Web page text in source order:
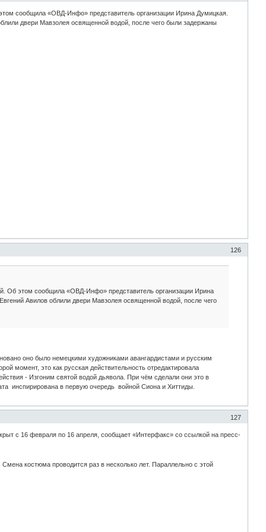
сообщила «ОВД-Инфо» представитель организации Ирина Думицкая.
двери Мавзолея освященной водой, после чего были задержаны
126
Об этом сообщила «ОВД-Инфо» представитель организации Ирина
Авилов облили двери Мавзолея освященной водой, после чего
оно было немецкими художниками авангардистами и русским
момент, это как русская действительность отредактировала
- Изгоним святой водой дьявола. При чём сделали они это в
инспирирована в первую очередь войной Сиона и Хиттиды.
127
с 16 февраля по 16 апреля, сообщает «Интерфакс» со ссылкой на пресс-
костюма проводится раз в несколько лет. Параллельно с этой